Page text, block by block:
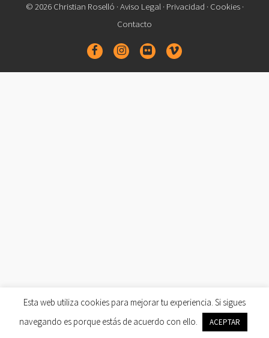
© 2026 Christian Roselló ·Aviso Legal· Privacidad · Cookies·
Contacto
Esta web utiliza cookies para mejorar tu experiencia. Si sigues
navegando es porque estás de acuerdo con ello.
ACEPTAR